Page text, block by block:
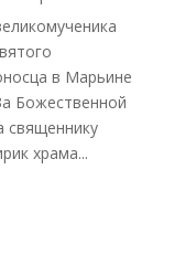
в Марьине
Божественной
священнику
храма...